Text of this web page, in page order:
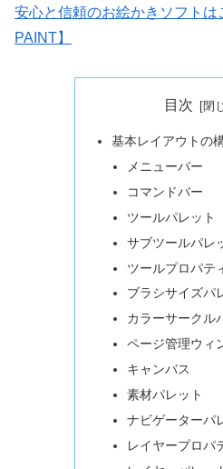
安心と信頼のお絵かきソフト
PAINT】
目次
基本レイアウトの
メニューバー
コマンドバー
ツールパレット
サブツールパレ
ツールプロパテ
ブラシサイズパ
カラーサークル
ページ管理ウィ
キャンバス
素材パレット
ナビゲーターパ
レイヤープロパ